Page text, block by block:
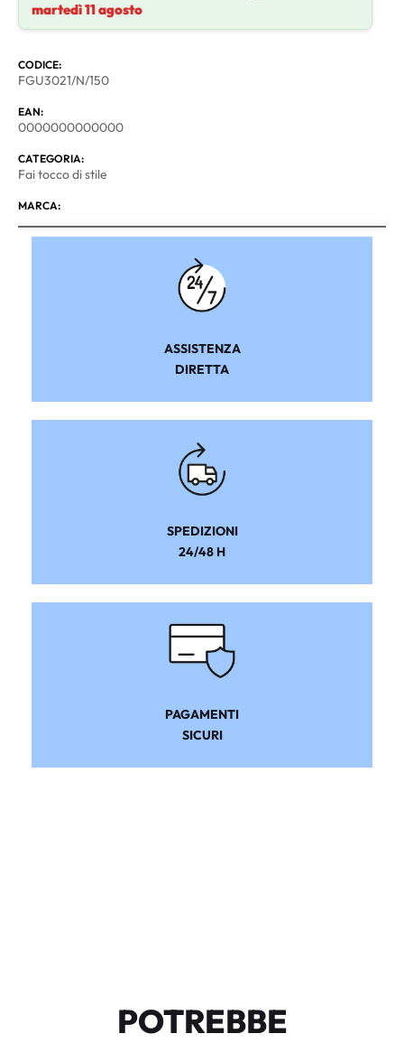
martedì 11 agosto
CODICE:
FGU3021/N/150
EAN:
0000000000000
CATEGORIA:
Fai tocco di stile
MARCA:
ASSISTENZA
DIRETTA
SPEDIZIONI
24/48 H
PAGAMENTI
SICURI
POTREBBE